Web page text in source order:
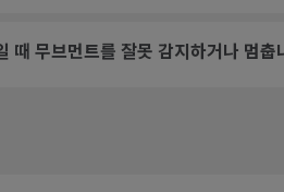
때 무브먼트를 잘못 감지하거나 멈춥